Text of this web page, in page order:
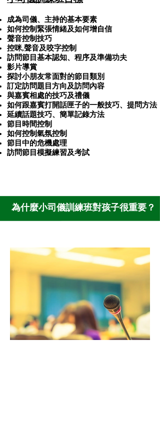
成為司儀、主持的基本要素
如何控制緊張情緒及如何增自信
聲音控制技巧
控咪,聲音及咬字控制
訪問節目基本認知、程序及準備功夫
影片導賞
探討小朋友常面對的節目類別
訂定訪問題目方向及訪問內容
與嘉賓相處的技巧及禮儀
如何跟嘉賓打開話匣子的一般技巧、提問方法
延續話題技巧、簡單記錄方法
節目時間控制
如何控制氣氛控制
節目中的危機處理
訪問節目模擬練習及考試
為什麼小司儀訓練班對孩子很重要？